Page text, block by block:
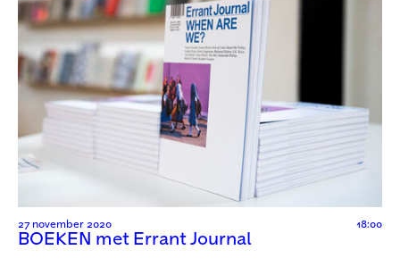
27 november 2020 18:00
BOEKEN met Errant Journal